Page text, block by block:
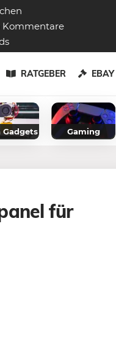
Kommentare
RATGEBER
Gadgets Gaming
für